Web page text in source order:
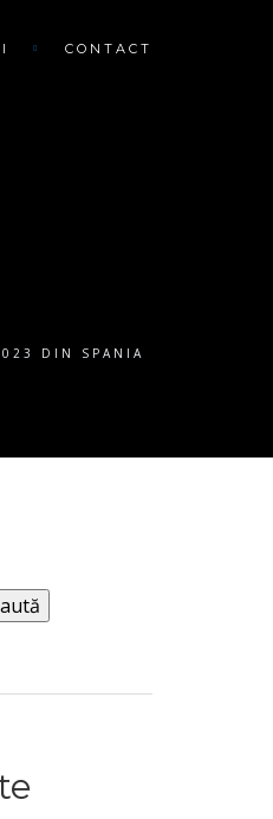
CONTACT
DIN SPANIA